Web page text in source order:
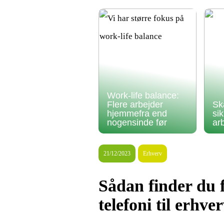
Work-life balance:
Flere arbejder
hjemmefra end
nogensinde før
21/12/2023 Erhverv
Sådan finder du
telefoni til